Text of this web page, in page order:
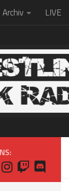
Archiv LIVE